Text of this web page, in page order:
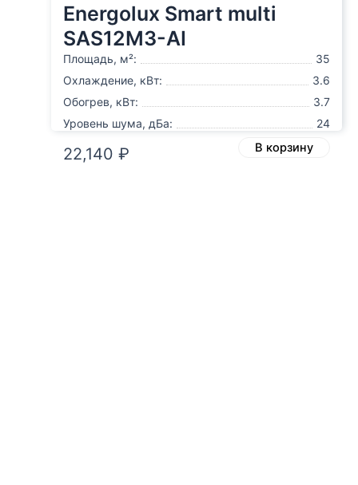
Energolux Smart multi
SAS12M3-AI
Площадь, м²:
35
Охлаждение, кВт:
3.6
Обогрев, кВт:
3.7
Уровень шума, дБа:
24
22,140 ₽ В корзину